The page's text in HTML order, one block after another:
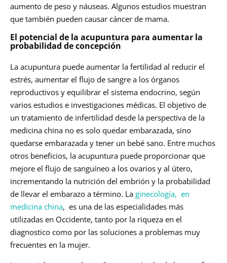
aumento de peso y náuseas. Algunos estudios muestran
que también pueden causar cáncer de mama.
El potencial de la acupuntura para aumentar la
probabilidad de concepción
La acupuntura puede aumentar la fertilidad al reducir el
estrés, aumentar el flujo de sangre a los órganos
reproductivos y equilibrar el sistema endocrino, según
varios estudios e investigaciones médicas. El objetivo de
un tratamiento de infertilidad desde la perspectiva de la
medicina china no es solo quedar embarazada, sino
quedarse embarazada y tener un bebé sano. Entre muchos
otros beneficios, la acupuntura puede proporcionar que
mejore el flujo de sanguíneo a los ovarios y al útero,
incrementando la nutrición del embrión y la probabilidad
de llevar el embarazo a término. La ginecología, en
medicina china, es una de las especialidades más
utilizadas en Occidente, tanto por la riqueza en el
diagnostico como por las soluciones a problemas muy
frecuentes en la mujer.